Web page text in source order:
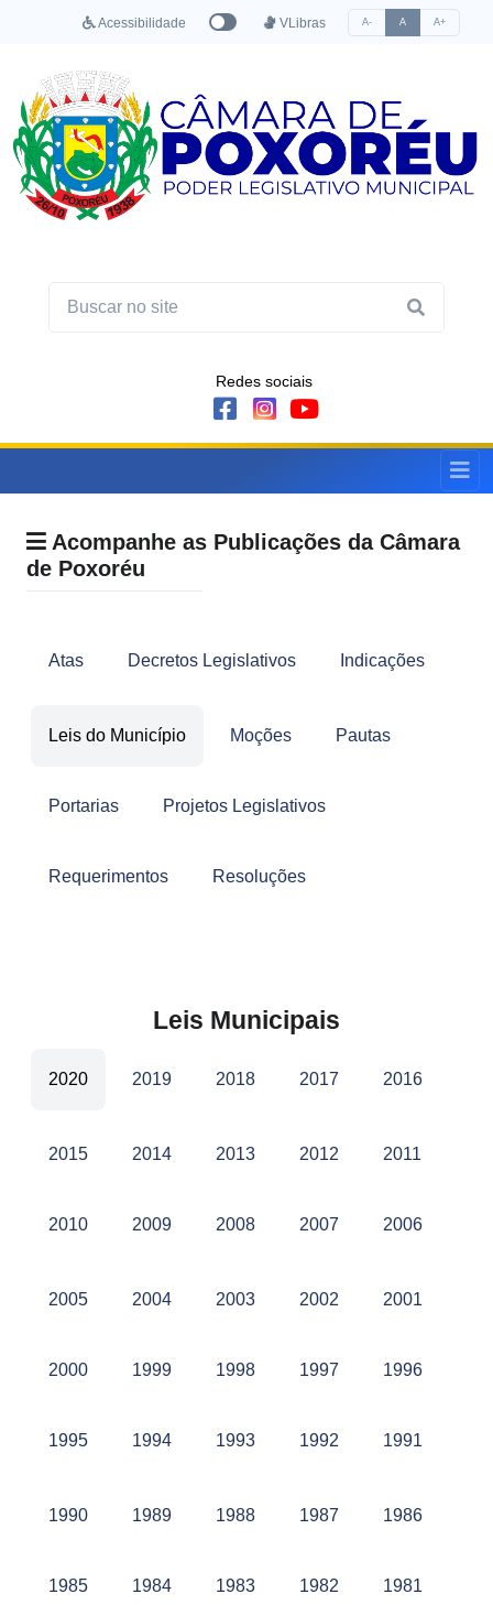
Acessibilidade VLibras A- A A+
Redes sociais
Acompanhe as Publicações da Câmara
de Poxoréu
Atas Decretos Legislativos Indicações
Leis do Município Moções Pautas
Portarias Projetos Legislativos
Requerimentos Resoluções
Leis Municipais
2020 2019 2018 2017 2016
2015 2014 2013 2012 2011
2010 2009 2008 2007 2006
2005 2004 2003 2002 2001
2000 1999 1998 1997 1996
1995 1994 1993 1992 1991
1990 1989 1988 1987 1986
1985 1984 1983 1982 1981